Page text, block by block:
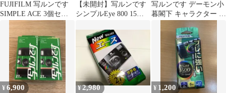
FUJIFILM 写ルンです
SIMPLE ACE 3個セッ
【未開封】写ルンです
シンプルEye 800 15枚
写ルンです デーモン小
暮閣下 キャラクター キ
ーホルダー 聖飢魔II
¥6,900 ¥2,980 ¥ 1,200